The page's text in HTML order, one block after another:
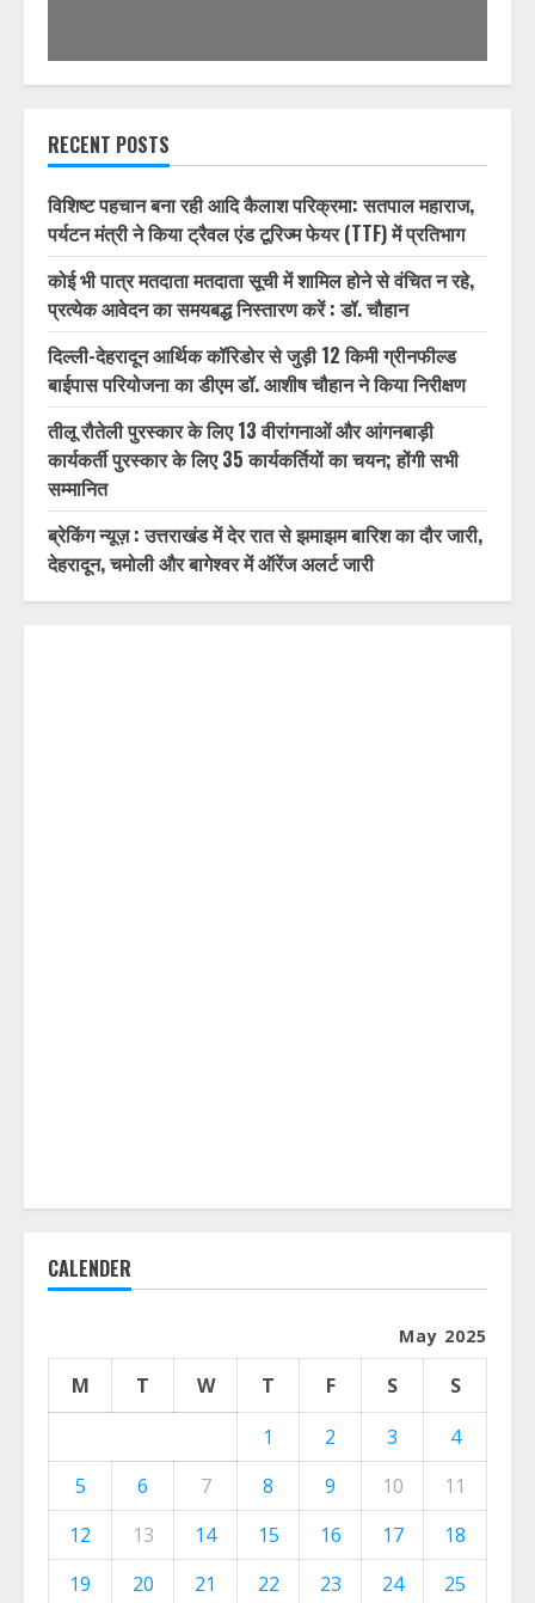
RECENT POSTS
विशिष्ट पहचान बना रही आदि कैलाश परिक्रमा: सतपाल महाराज,
पर्यटन मंत्री ने किया ट्रैवल एंड टूरिज्म फेयर (TTF) में प्रतिभाग
कोई भी पात्र मतदाता मतदाता सूची में शामिल होने से वंचित न रहे,
प्रत्येक आवेदन का समयबद्ध निस्तारण करें : डॉ. चौहान
दिल्ली-देहरादून आर्थिक कॉरिडोर से जुड़ी 12 किमी ग्रीनफील्ड
बाईपास परियोजना का डीएम डॉ. आशीष चौहान ने किया निरीक्षण
May 2025
M T W T F S
S